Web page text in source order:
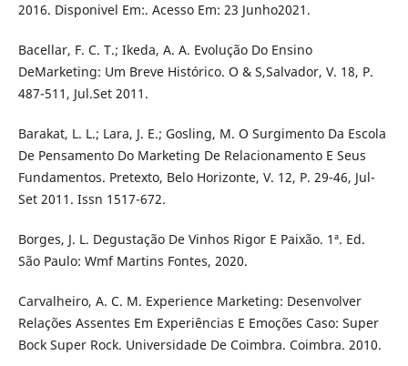
2016. Disponivel Em:. Acesso Em: 23 Junho2021.
Bacellar, F. C. T.; Ikeda, A. A. Evolução Do Ensino
DeMarketing: Um Breve Histórico. O & S,Salvador, V. 18, P.
487-511, Jul.Set 2011.
Barakat, L. L.; Lara, J. E.; Gosling, M. O Surgimento Da Escola
De Pensamento Do Marketing De Relacionamento E Seus
Fundamentos. Pretexto, Belo Horizonte, V. 12, P. 29-46, Jul-
Set 2011. Issn 1517-672.
Borges, J. L. Degustação De Vinhos Rigor E Paixão. 1ª. Ed.
São Paulo: Wmf Martins Fontes, 2020.
Carvalheiro, A. C. M. Experience Marketing: Desenvolver
Relações Assentes Em Experiências E Emoções Caso: Super
Bock Super Rock. Universidade De Coimbra. Coimbra. 2010.